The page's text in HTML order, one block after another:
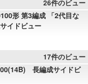
26件のビュー
形 第3編成 「2代目な
イドビュー
17件のビュー
長編成サイドビ